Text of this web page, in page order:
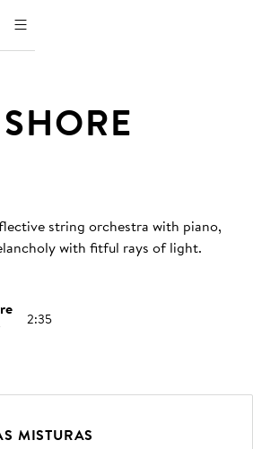
string orchestra with piano,
with fitful rays of light.
2:35
MISTURAS